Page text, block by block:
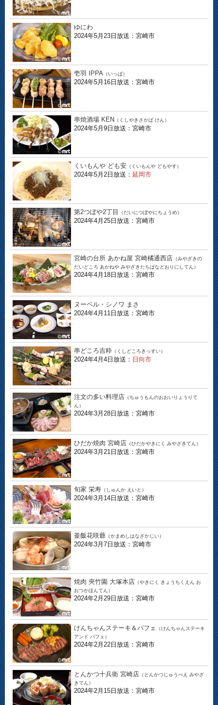
ゆにわ
2024年5月23日放送：宮崎市
壱羽 IPPA （いっぱ）
2024年5月16日放送：宮崎市
串焼酒場 KEN （くしやきさかば けん）
2024年5月9日放送：宮崎市
くいもんや ども安 （くいもんや どもやす）
2024年5月2日放送： 延岡市
第2つぼや2丁目 （だいにつぼやにちょうめ）
2024年4月25日放送：宮崎市
宮崎の台所 あかね屋 宮崎橘通西店 （みやざきの
だいどころ あかねや みやざきたちばなどおりにしてん）
2024年4月18日放送：宮崎市
ヌーベル・シノワ まさ
2024年4月11日放送：宮崎市
串どころ吉粋 （くしどころきっすい）
2024年4月4日放送： 日向市
注文の多い料理店 （ちゅうもんのおおいりょうりて
ん）
2024年3月28日放送：宮崎市
ひだか焼肉 宮崎店 （ひだかやきにく みやざきてん）
2024年3月21日放送：宮崎市
旬家 栄寿 （しゅんか えいと）
2024年3月14日放送：宮崎市
釜飯花咲爺 （かまめしはなざかじい）
2024年3月7日放送：宮崎市
焼肉 夾竹園 大塚本店 （やきにく きょうちくえん お
おつかほんてん）
2024年2月29日放送：宮崎市
けんちゃんステーキ＆パフェ
（けんちゃんステーキ
アンド パフェ）
2024年2月22日放送：宮崎市
とんかつ十兵衛 宮崎店 （とんかつじゅうべえ みやざ
きてん）
2024年2月15日放送：宮崎市